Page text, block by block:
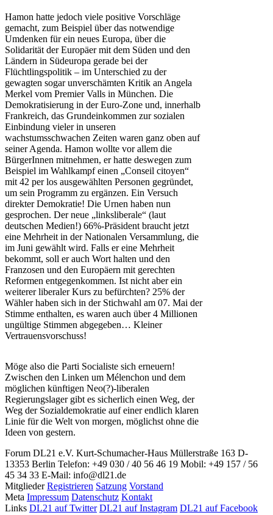
Hamon hatte jedoch viele positive Vorschläge
gemacht, zum Beispiel über das notwendige
Umdenken für ein neues Europa, über die
Solidarität der Europäer mit dem Süden und den
Ländern in Südeuropa gerade bei der
Flüchtlingspolitik – im Unterschied zu der
gewagten sogar unverschämten Kritik an Angela
Merkel vom Premier Valls in München. Die
Demokratisierung in der Euro-Zone und, innerhalb
Frankreich, das Grundeinkommen zur sozialen
Einbindung vieler in unseren
wachstumsschwachen Zeiten waren ganz oben auf
seiner Agenda. Hamon wollte vor allem die
BürgerInnen mitnehmen, er hatte deswegen zum
Beispiel im Wahlkampf einen „Conseil citoyen“
mit 42 per los ausgewählten Personen gegründet,
um sein Programm zu ergänzen. Ein Versuch
direkter Demokratie! Die Urnen haben nun
gesprochen. Der neue „linksliberale“ (laut
deutschen Medien!) 66%-Präsident braucht jetzt
eine Mehrheit in der Nationalen Versammlung, die
im Juni gewählt wird. Falls er eine Mehrheit
bekommt, soll er auch Wort halten und den
Franzosen und den Europäern mit gerechten
Reformen entgegenkommen. Ist nicht aber ein
weiterer liberaler Kurs zu befürchten? 25% der
Wähler haben sich in der Stichwahl am 07. Mai der
Stimme enthalten, es waren auch über 4 Millionen
ungültige Stimmen abgegeben… Kleiner
Vertrauensvorschuss!
Möge also die Parti Socialiste sich erneuern!
Zwischen den Linken um Mélenchon und dem
möglichen künftigen Neo(?)-liberalen
Regierungslager gibt es sicherlich einen Weg, der
Weg der Sozialdemokratie auf einer endlich klaren
Linie für die Welt von morgen, möglichst ohne die
Ideen von gestern.
Forum DL21 e.V. Kurt-Schumacher-Haus Müllerstraße 163 D-
13353 Berlin Telefon: +49 030 / 40 56 46 19 Mobil: +49 157 / 56
45 34 33 E-Mail: info@dl21.de
Mitglieder Registrieren Satzung Vorstand
Meta Impressum Datenschutz Kontakt
Links DL21 auf Twitter DL21 auf Instagram DL21 auf Facebook